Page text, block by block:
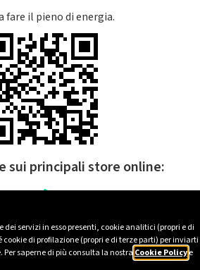
servizi in esso presenti, cookie analitici (propri e di
di profilazione (propri e di terze parti) per inviarti
saperne di più consulta la nostra Cookie Policye
fare il pieno di energia.
sui principali store online: